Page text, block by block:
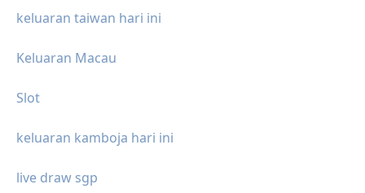
keluaran taiwan hari ini
Keluaran Macau
Slot
keluaran kamboja hari ini
live draw sgp